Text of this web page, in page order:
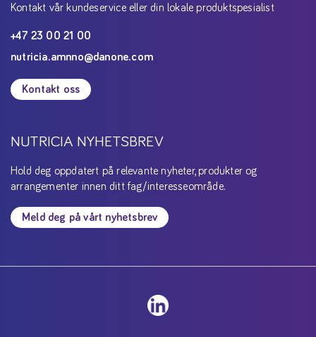
Kontakt vår kundeservice eller din lokale produktspesialist
+47 23 00 21 00
nutricia.amnno@danone.com
Kontakt oss
NUTRICIA NYHETSBREV
Hold deg oppdatert på relevante nyheter, produkter og
arrangementer innen ditt fag/interesseområde.
Meld deg på vårt nyhetsbrev